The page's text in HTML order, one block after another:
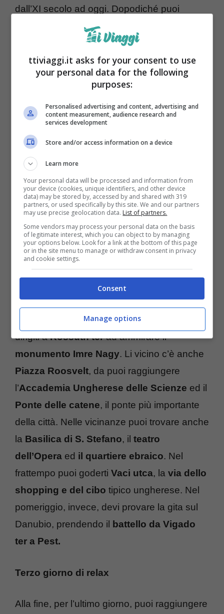
dall’XI secolo ad oggi. Dopodiché puoi
lungo Tarnok Utca
Chiesa di Matyas, il
Pescatori. Questa prima intensa giornata
puoi concluderlapasseggiando lungo il
Secondo giorno a Pest
Il secondo giorno puoi dedicarlo ad altri
monumenti e attività affascinanti, tra cui
maestoso Parlamento.
dirigiti aKossuth terad ammirare il
monumento Imre Nagy. Li vicino c’è anche
Piazza Roosvelt, da puoi raggiungere
l’Accademia Ungherese delle Scienze ed il
Ponte delle catene, il ponte più importante
della città. Nelle vicinanze puoi trovare anche
la Basilica di S. Stefano, il teatro
dell’Opera ed il quartiere ebraico. Nel
frattempo puoi goderti Vaci utca, la via dello
shopping e del cibo tipico ungherese. Nel
pomeriggio, invece, devi provare la gita sul
Danubio, prendendo il
battello da Vigado
ter a Pest.
Terzo giorno di relax
Alla fine, per l’ultimo giorno, puoi raggiungere
ttiviaggi.it asks for your consent to use
your personal data for the following
purposes:
Personalised advertising and content, advertising and
content measurement, audience research and
services development
Store and/or access information on a device
Learn more
Your personal data will be processed and information from
your device (cookies, unique identifiers, and other device
data) may be stored by, accessed by and shared with 319
partners, or used specifically by this site. We and our partners
may use precise geolocation data. List of partners.
Some vendors may process your personal data on the basis
of legitimate interest, which you can object to by managing
your options below. Look for a link at the bottom of this page
or in the site menu to manage or withdraw consent in privacy
and cookie settings.
Consent
Manage options